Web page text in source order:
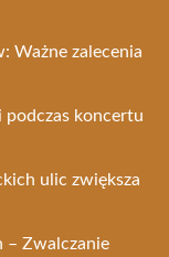
Ważne zalecenia
podczas koncertu
ulic zwiększa
– Zwalczanie